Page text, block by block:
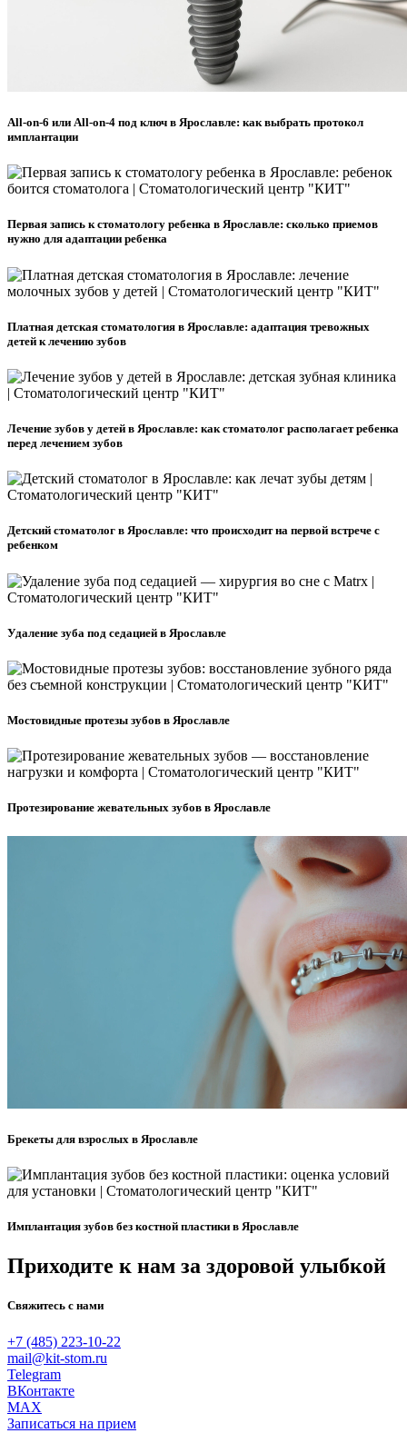
All-on-6 или All-on-4 под ключ в Ярославле: как выбрать протокол
имплантации
Первая запись к стоматологу ребенка в Ярославле: сколько приемов
нужно для адаптации ребенка
Платная детская стоматология в Ярославле: адаптация тревожных
детей к лечению зубов
Лечение зубов у детей в Ярославле: как стоматолог располагает ребенка
перед лечением зубов
Детский стоматолог в Ярославле: что происходит на первой встрече с
ребенком
Удаление зуба под седацией в Ярославле
Мостовидные протезы зубов в Ярославле
Протезирование жевательных зубов в Ярославле
Брекеты для взрослых в Ярославле
Имплантация зубов без костной пластики в Ярославле
Приходите к нам за здоровой улыбкой
Свяжитесь с нами
+7 (485) 223-10-22
mail@kit-stom.ru
Telegram
ВКонтакте
MAX
Записаться на прием